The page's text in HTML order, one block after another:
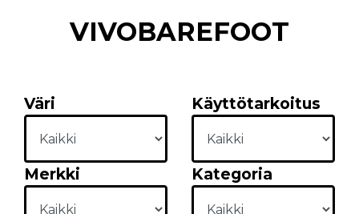
VIVOBAREFOOT
Väri Käyttötarkoitus
Merkki Kategoria